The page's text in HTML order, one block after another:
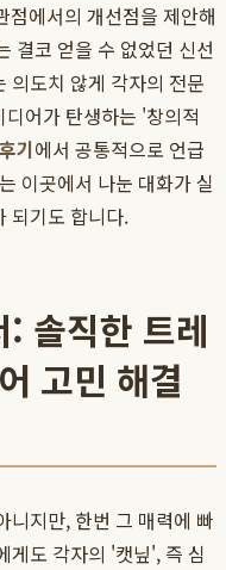
에서의 개선점을 제안해
결코 얻을 수 없었던 신선
의도치 않게 각자의 전문
어가 탄생하는 '창의적
기에서 공통적으로 언급
이곳에서 나눈 대화가 실
되기도 합니다.
솔직한 트레
고민 해결
니지만, 한번 그 매력에 빠
게도 각자의 '캣닢', 즉 심